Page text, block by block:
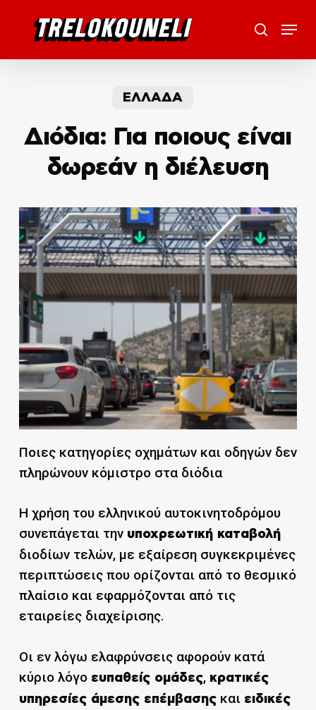
search
Menu
ΕΛΛΑΔΑ
Διόδια: Για ποιους είναι
δωρεάν η διέλευση
Ποιες κατηγορίες οχημάτων και οδηγών δεν
πληρώνουν κόμιστρο στα διόδια
Η χρήση του ελληνικού αυτοκινητοδρόμου
συνεπάγεται την υποχρεωτική καταβολή
διοδίων τελών, με εξαίρεση συγκεκριμένες
περιπτώσεις που ορίζονται από το θεσμικό
πλαίσιο και εφαρμόζονται από τις
εταιρείες διαχείρισης.
Οι εν λόγω ελαφρύνσεις αφορούν κατά
κύριο λόγο ευπαθείς ομάδες, κρατικές
υπηρεσίες άμεσης επέμβασηςκαι ειδικές